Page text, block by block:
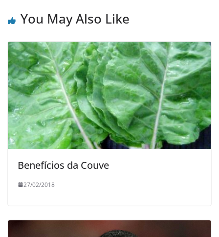
You May Also Like
Benefícios da Couve
27/02/2018